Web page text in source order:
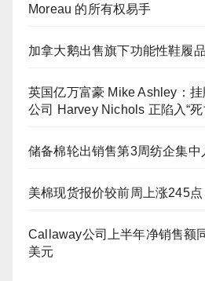
Moreau 的所有权易手
加拿大鹅出售旗下功能性鞋履
英国亿万富豪 Mike Ashley：
公司 Harvey Nichols 正陷入“死
储备棉轮出销售第3周纺企集中
美棉现货报价较前周上涨245点
Callaway公司上半年净销售额
美元